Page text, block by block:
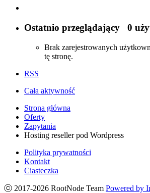
Ostatnio przeglądający 0
Brak zarejestrowanych
tę stronę.
RSS
Cała aktywność
Strona główna
Oferty
Zapytania
Hosting reseller pod Wordpress
Polityka prywatności
Kontakt
Ciasteczka
ⓒ 2017-2026 RootNode Team Powered by